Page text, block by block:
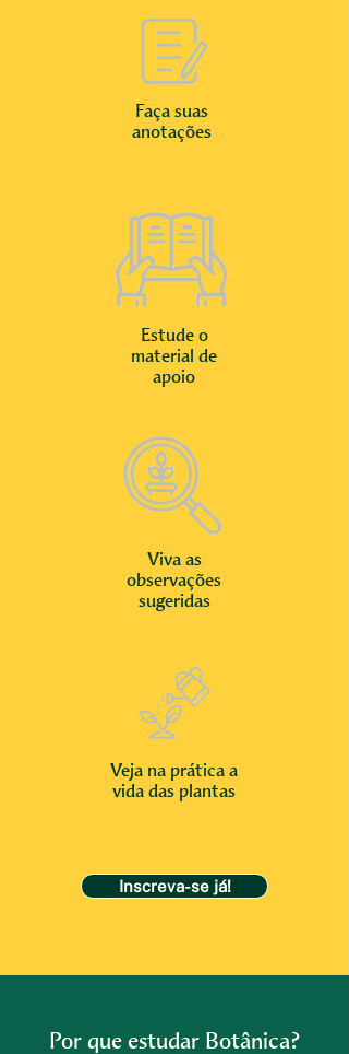
Faça suas
anotações
Estude o
material de
apoio
Viva as
observações
sugeridas
Veja na prática a
vida das plantas
Inscreva-se já!
Por que estudar Botânica?